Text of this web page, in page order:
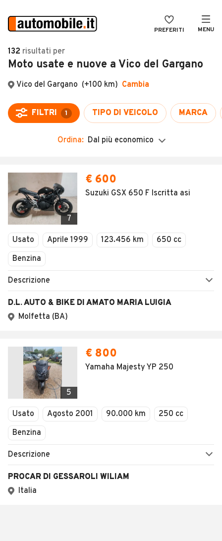
PREFERITI MENU
Auto
Auto usate
Auto Km 0
Auto Nuove
Noleggio a lungo termine
Moto
Camper
Veicoli Commerciali
Concessionari
VENDI
MAGAZINE
ACCEDI
132 risultati per
Moto usate e nuove a Vico del Gargano
Ordina: Dal più economico
7
€ 600
Suzuki GSX 650 F Iscritta asi
Usato Aprile 1999 123.456 km
650 cc
Benzina
Descrizione
D.L. AUTO & BIKE DI AMATO MARIA LUIGIA
Molfetta (BA)
5
€ 800
Yamaha Majesty YP 250
Usato Agosto 2001 90.000 km
250 cc
Benzina
Descrizione
PROCAR DI GESSAROLI WILIAM
Italia